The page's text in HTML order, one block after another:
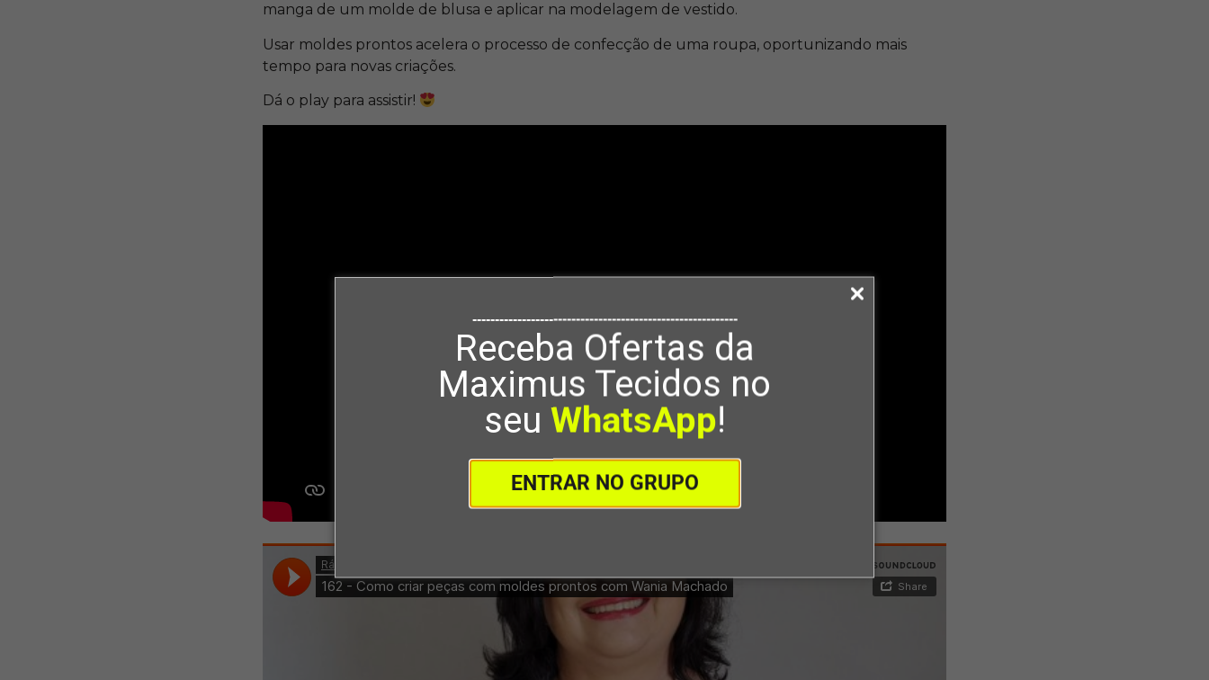
-----------------------------------------------------------
Receba Ofertas da
Maximus Tecidos no
seu WhatsApp!
ENTRAR NO GRUPO
manga de um molde de blusa e aplicar na modelagem de vestido.
Usar moldes prontos acelera o processo de confecção de uma roupa, oportunizando mais
tempo para novas criações.
Dá o play para assistir!